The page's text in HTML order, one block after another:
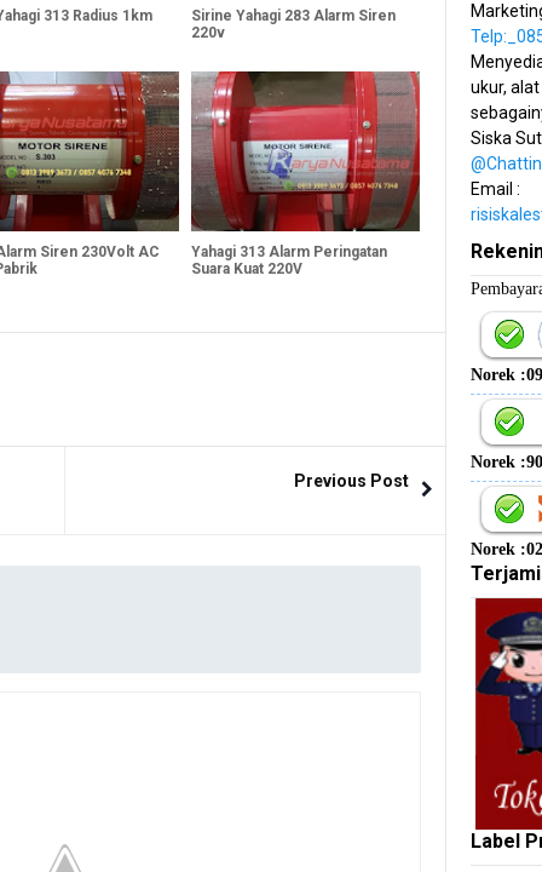
313 Radius 1km
Sirine Yahagi 283 Alarm Siren
220v
Siren 230Volt AC
Yahagi 313 Alarm Peringatan
Suara Kuat 220V
Previous Post
ukur,
Siska
Email :
Norek
Norek
Norek
Label